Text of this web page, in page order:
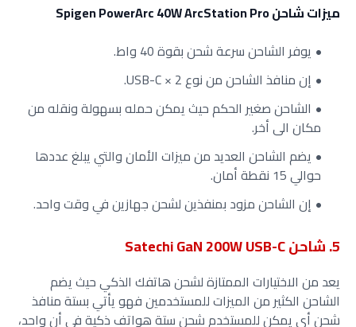
ميزات شاحن Spigen PowerArc 40W ArcStation Pro
يوفر الشاحن سرعة شحن بقوة 40 واط.
إن منافذ الشاحن من نوع USB-C × 2.
الشاحن صغير الحكم حيث يمكن حمله بسهولة ونقله من
مكان الى أخر.
يضم الشاحن العديد من ميزات الأمان والتي يبلغ عددها
حوالي 15 نقطة أمان.
إن الشاحن مزود بمنفذين لشحن جهازين في وقت واحد.
5. شاحن Satechi GaN 200W USB-C
يعد من الاختيارات الممتازة لشحن هاتفك الذكي حيث يضم
الشاحن الكثير من الميزات للمستخدمين فهو يأتي بستة منافذ
شحن أي يمكن للمستخدم شحن ستة هواتف ذكية في أن واحد،